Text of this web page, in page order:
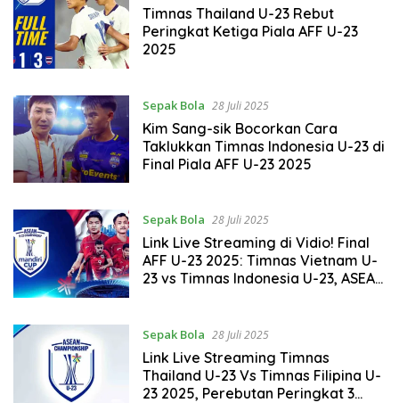
Timnas Thailand U-23 Rebut
Peringkat Ketiga Piala AFF U-23
2025
Sepak Bola 28 Juli 2025
Kim Sang-sik Bocorkan Cara
Taklukkan Timnas Indonesia U-23 di
Final Piala AFF U-23 2025
Sepak Bola 28 Juli 2025
Link Live Streaming di Vidio! Final
AFF U-23 2025: Timnas Vietnam U-
23 vs Timnas Indonesia U-23, ASEAN
Sepak Bola 28 Juli 2025
Link Live Streaming Timnas
Thailand U-23 Vs Timnas Filipina U-
23 2025, Perebutan Peringkat 3